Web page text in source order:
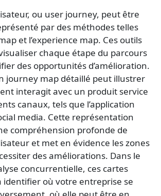
ou user journey, peut être
par des méthodes telles
et l’experience map. Ces outils
chaque étape du parcours
des opportunités d’amélioration.
journey map détaillé peut illustrer
interagit avec un produit service
canaux, tels que l’application
media. Cette représentation
compréhension profonde de
et met en évidence les zones
des améliorations. Dans le
concurrentielle, ces cartes
identifier où votre entreprise se